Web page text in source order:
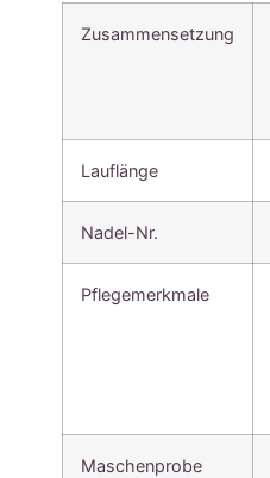
Zusammensetzung
Lauflänge
Nadel-Nr.
Pflegemerkmale
Maschenprobe